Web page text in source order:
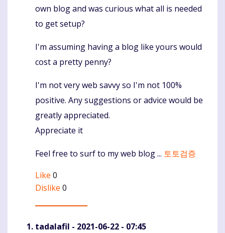
own blog and was curious what all is needed
to get setup?
I'm assuming having a blog like yours would
cost a pretty penny?
I'm not very web savvy so I'm not 100%
positive. Any suggestions or advice would be
greatly appreciated.
Appreciate it
Feel free to surf to my web blog ... 토토검증
Like 0
Dislike 0
tadalafil - 2021-06-22 - 07:45